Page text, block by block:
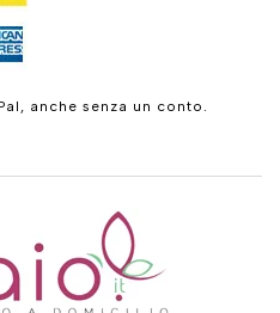
anche senza un conto.